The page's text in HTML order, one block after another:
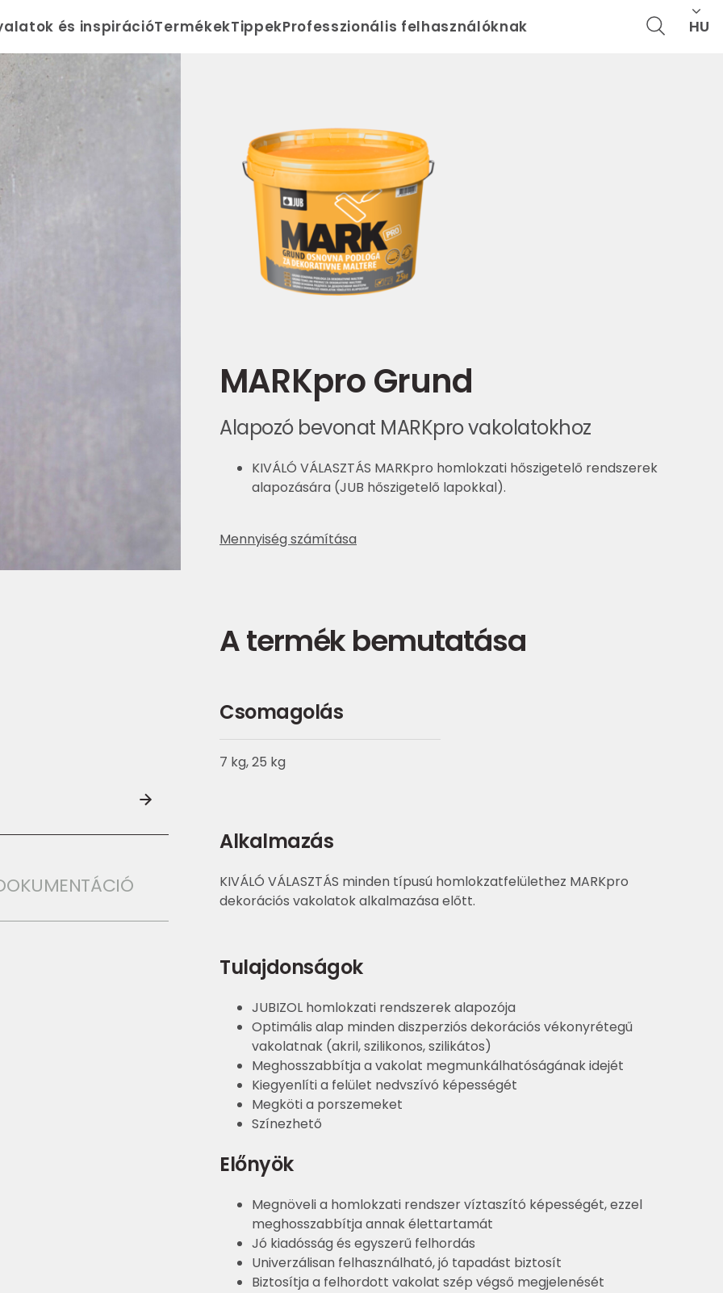
és inspirációTermékekTippekProfesszionális felhasználóknak HU
MARKpro Grund
Alapozó bevonat MARKpro vakolatokhoz
KIVÁLÓ VÁLASZTÁS MARKpro homlokzati hőszigetelő rendszerek
alapozására (JUB hőszigetelő lapokkal).
Mennyiség számítása
A termék bemutatása
Csomagolás
7 kg, 25 kg
Alkalmazás
KIVÁLÓ VÁLASZTÁS minden típusú homlokzatfelülethez MARKpro
dekorációs vakolatok alkalmazása előtt.
Tulajdonságok
JUBIZOL homlokzati rendszerek alapozója
Optimális alap minden diszperziós dekorációs vékonyrétegű
vakolatnak (akril, szilikonos, szilikátos)
Meghosszabbítja a vakolat megmunkálhatóságának idejét
Kiegyenlíti a felület nedvszívó képességét
Megköti a porszemeket
Színezhető
Előnyök
Megnöveli a homlokzati rendszer víztaszító képességét, ezzel
meghosszabbítja annak élettartamát
Jó kiadósság és egyszerű felhordás
Univerzálisan felhasználható, jó tapadást biztosít
Biztosítja a felhordott vakolat szép végső megjelenését